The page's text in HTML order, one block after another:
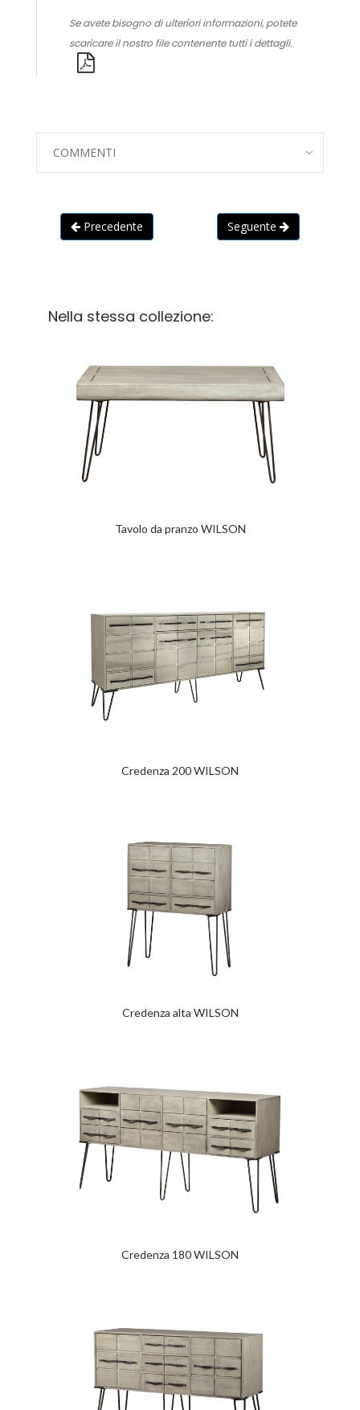
Se avete bisogno di ulteriori informazioni, potete
scaricare il nostro file contenente tutti i dettagli.
COMMENTI
Precedente Seguente
Nella stessa collezione:
Tavolo da pranzo WILSON
Credenza 200 WILSON
Credenza alta WILSON
Credenza 180 WILSON